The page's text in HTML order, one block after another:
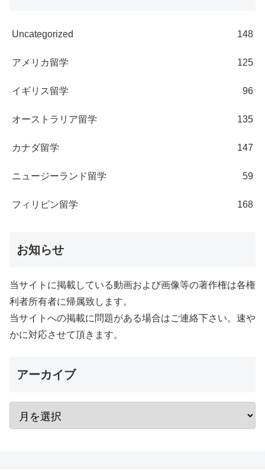
Uncategorized 148
アメリカ留学 125
イギリス留学 96
オーストラリア留学 135
カナダ留学 147
ニュージーランド留学 59
フィリピン留学 168
お知らせ
当サイトに掲載している動画および画像等の著作権は各権
利者所有者に帰属致します。
当サイトへの掲載に問題がある場合はご連絡下さい。速や
かに対応させて頂きます。
アーカイブ